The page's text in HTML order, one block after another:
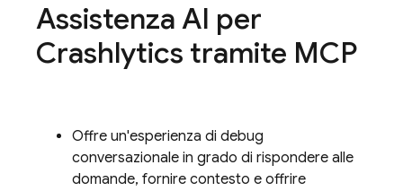
Assistenza AI per
Crashlytics tramite MCP
Offre un'esperienza di debug
conversazionale in grado di rispondere alle
domande, fornire contesto e offrire